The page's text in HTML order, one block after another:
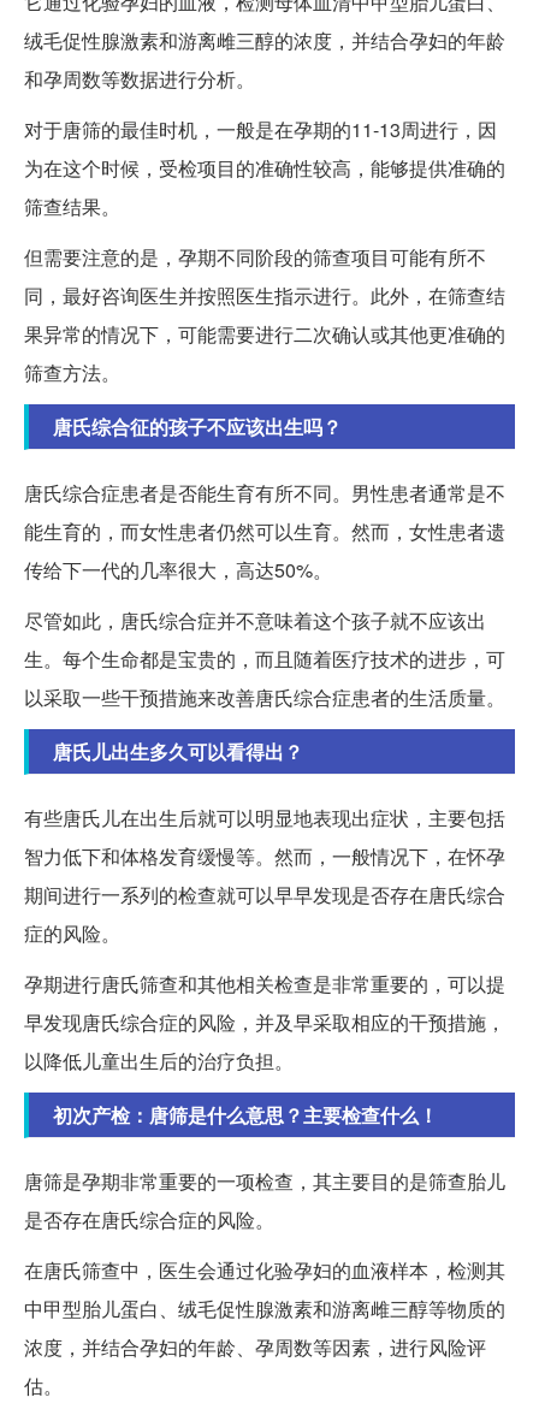
绒毛促性腺激素和游离雌三醇的浓度，并结合孕妇的年龄
和孕周数等数据进行分析。
对于唐筛的最佳时机，一般是在孕期的11-13周进行，因
为在这个时候，受检项目的准确性较高，能够提供准确的
筛查结果。
但需要注意的是，孕期不同阶段的筛查项目可能有所不
同，最好咨询医生并按照医生指示进行。此外，在筛查结
果异常的情况下，可能需要进行二次确认或其他更准确的
筛查方法。
唐氏综合征的孩子不应该出生吗？
唐氏综合症患者是否能生育有所不同。男性患者通常是不
能生育的，而女性患者仍然可以生育。然而，女性患者遗
传给下一代的几率很大，高达50%。
尽管如此，唐氏综合症并不意味着这个孩子就不应该出
生。每个生命都是宝贵的，而且随着医疗技术的进步，可
以采取一些干预措施来改善唐氏综合症患者的生活质量。
唐氏儿出生多久可以看得出？
有些唐氏儿在出生后就可以明显地表现出症状，主要包括
智力低下和体格发育缓慢等。然而，一般情况下，在怀孕
期间进行一系列的检查就可以早早发现是否存在唐氏综合
症的风险。
孕期进行唐氏筛查和其他相关检查是非常重要的，可以提
早发现唐氏综合症的风险，并及早采取相应的干预措施，
以降低儿童出生后的治疗负担。
初次产检：唐筛是什么意思？主要检查什么！
唐筛是孕期非常重要的一项检查，其主要目的是筛查胎儿
是否存在唐氏综合症的风险。
在唐氏筛查中，医生会通过化验孕妇的血液样本，检测其
中甲型胎儿蛋白、绒毛促性腺激素和游离雌三醇等物质的
浓度，并结合孕妇的年龄、孕周数等因素，进行风险评
估。